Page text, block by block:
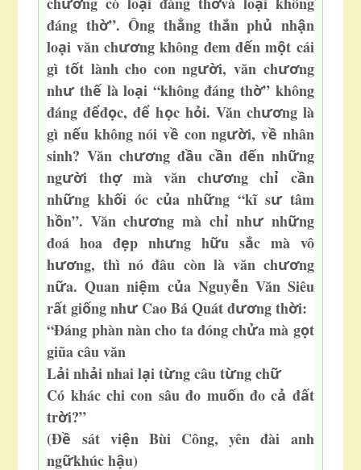
đáng thờ”. Ông thẳng thắn phủ nhận
loại văn chương không đem đến một cái
gì tốt lành cho con người, văn chương
nhưthế là loại “không đáng thờ” không
đáng đểđọc, để học hỏi. Văn chương là
gì nếu không nói về con người, về nhân
sinh? Văn chương đầu cần đến những
người thợmà văn chương chỉ cần
những khối óc của những “kĩ sưtâm
hồn”. Văn chương mà chỉ nhưnhững
đoá hoa đẹp nhưng hữu sắc mà vô
hương, thì nó đâu còn là văn chương
nữa. Quan niệm của Nguyễn Văn Siêu
rất giống nhưCao Bá Quát đương thời:
“Đáng phàn nàn cho ta đóng chửa mà gọt
giũa câu văn
Lải nhải nhai lại từng câu từng chữ
Có khác chi con sâu đo muốn đo cả đất
trời?”
(Đề sát viện Bùi Công, yên đài anh
ngữkhúc hậu)